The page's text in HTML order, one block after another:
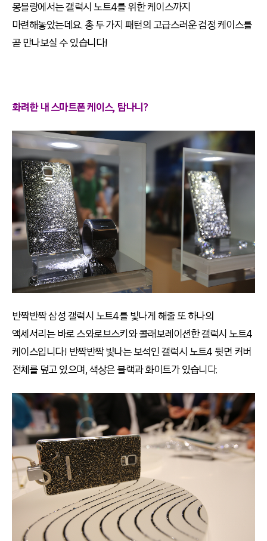
몽블랑에서는 갤럭시 노트4를 위한 케이스까지
마련해놓았는데요. 총 두 가지 패턴의 고급스러운 검정 케이스를
곧 만나보실 수 있습니다!
화려한 내 스마트폰 케이스, 탐나니?
반짝반짝 삼성 갤럭시 노트4를 빛나게 해줄 또 하나의
액세서리는 바로 스와로브스키와 콜래보레이션한 갤럭시 노트4
케이스입니다! 반짝반짝 빛나는 보석인 갤럭시 노트4 뒷면 커버
전체를 덮고 있으며, 색상은 블랙과 화이트가 있습니다.